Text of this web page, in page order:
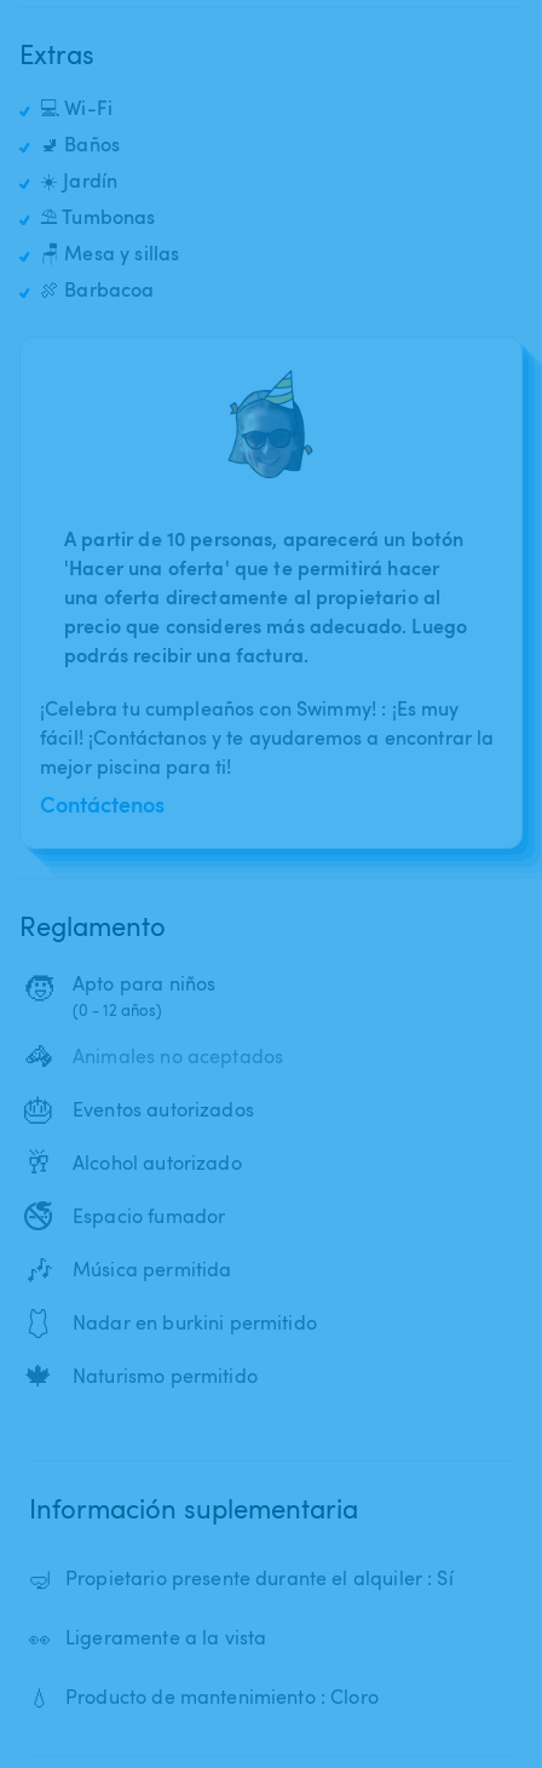
Extras
💻 Wi-Fi
🚽 Baños
☀️ Jardín
⛱️ Tumbonas
🪑 Mesa y sillas
🍖 Barbacoa
A partir de 10 personas, aparecerá un botón
'Hacer una oferta' que te permitirá hacer
una oferta directamente al propietario al
precio que consideres más adecuado. Luego
podrás recibir una factura.
¡Celebra tu cumpleaños con Swimmy! : ¡Es muy
fácil! ¡Contáctanos y te ayudaremos a encontrar la
mejor piscina para ti!
Contáctenos
Reglamento
🧒 Apto para niños
(0 - 12 años)
🦓 Animales no aceptados
🎂 Eventos autorizados
🥂 Alcohol autorizado
🚭 Espacio fumador
🎶 Música permitida
🩱 Nadar en burkini permitido
🍁 Naturismo permitido
Información suplementaria
🤿 Propietario presente durante el alquiler : Sí
👀 Ligeramente a la vista
💧 Producto de mantenimiento : Cloro